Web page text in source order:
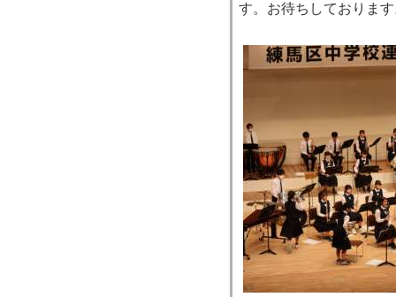
す。お待ちしておりま